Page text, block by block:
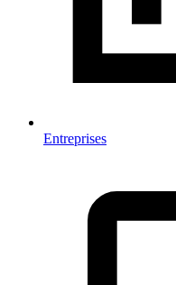
Entreprises